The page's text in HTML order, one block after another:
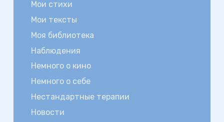
Мои стихи
Мои тексты
Моя библиотека
Наблюдения
Немного о кино
Немного о себе
Нестандартные терапии
Новости